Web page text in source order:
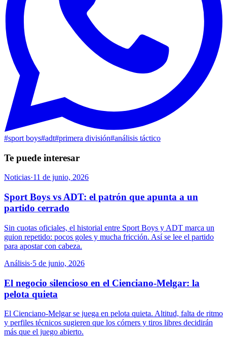
#sport boys#adt#primera división#análisis táctico
Te puede interesar
Noticias·11 de junio, 2026
Sport Boys vs ADT: el patrón que apunta a un
partido cerrado
Sin cuotas oficiales, el historial entre Sport Boys y ADT marca un
guion repetido: pocos goles y mucha fricción. Así se lee el partido
para apostar con cabeza.
Análisis·5 de junio, 2026
El negocio silencioso en el Cienciano-Melgar: la
pelota quieta
El Cienciano-Melgar se juega en pelota quieta. Altitud, falta de ritmo
y perfiles técnicos sugieren que los córners y tiros libres decidirán
más que el juego abierto.